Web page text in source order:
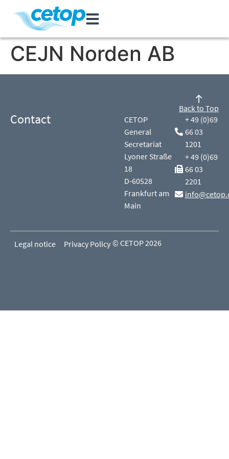
CEJN Norden AB
Contact
CETOP
General
Secretariat
Lyoner Straße
18
D-60528
Frankfurt am
Main
+ 49 (0)69
66 03
1201
+ 49 (0)69
66 03
2201
Back to Top
Legal notice Privacy Policy © CETOP 2026